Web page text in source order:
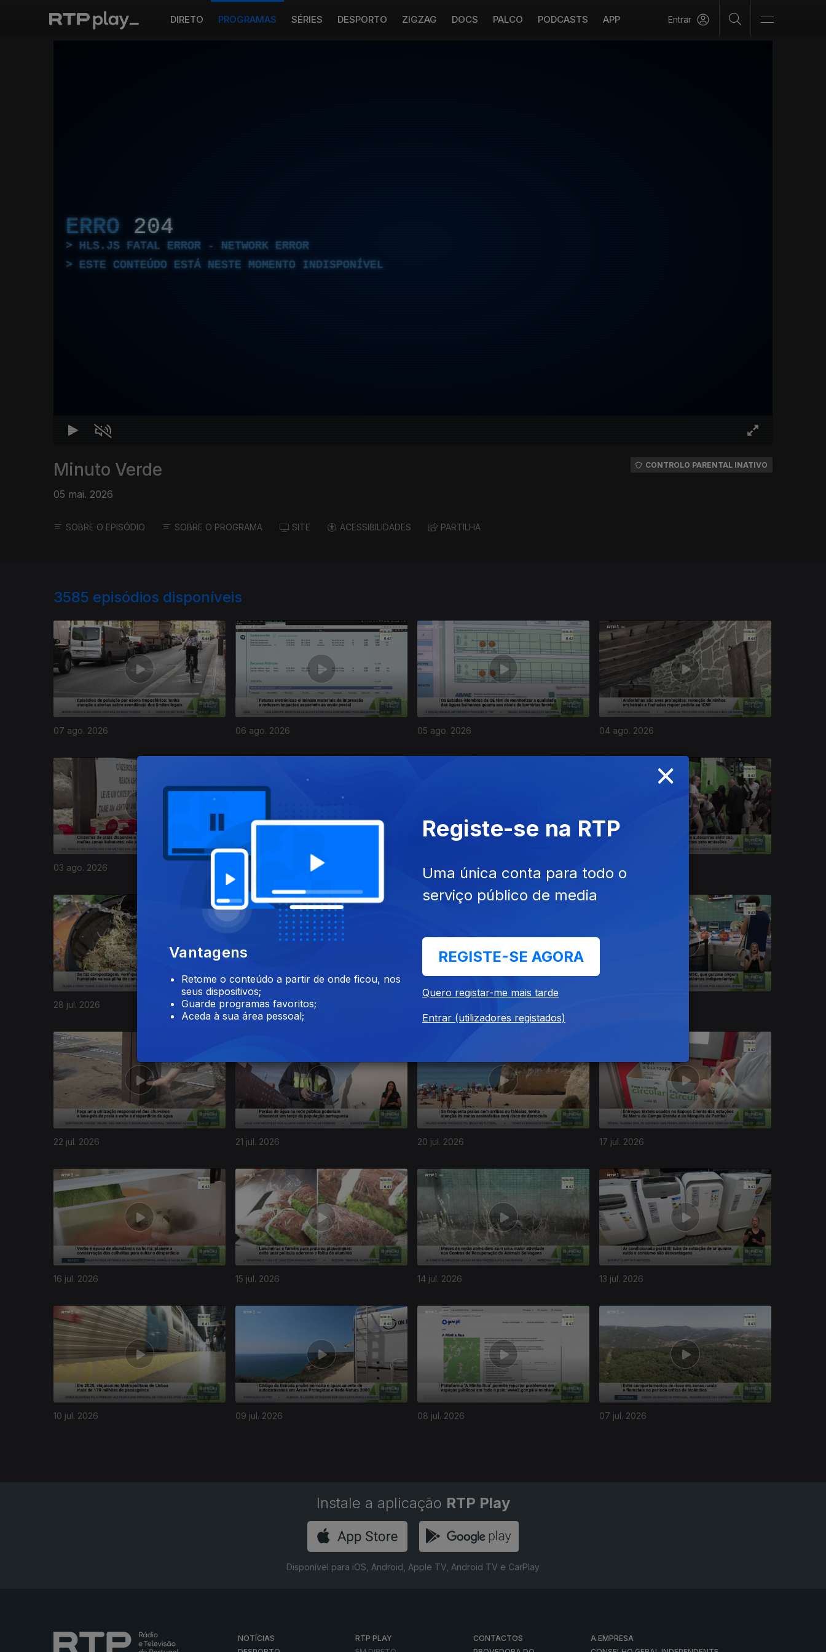
DIRETO PROGRAMAS SÉRIES DESPORTO ZIGZAG DOCS PALCO PODCASTS APP Entrar
ERRO 204
HLS.JS FATAL ERROR - NETWORK ERROR
ESTE CONTEÚDO ESTÁ NESTE MOMENTO INDISPONÍVEL
Minuto Verde
05 mai. 2026
CONTROLO PARENTAL INATIVO
SOBRE O EPISÓDIO SOBRE O PROGRAMA SITE ACESSIBILIDADES PARTILHA
3585 episódios disponíveis
07 ago. 2026 06 ago. 2026 05 ago. 2026 04 ago. 2026
03 ago. 2026 30 jul. 2026 29 jul. 2026
28 jul. 2026 27 jul. 2026
944470
22 jul. 2026 21 jul. 2026 20 jul. 2026 17 jul. 2026
16 jul. 2026 15 jul. 2026 14 jul. 2026 13 jul. 2026
10 jul. 2026 09 jul. 2026 08 jul. 2026 07 jul. 2026
941061
Instale a aplicação RTP Play
Disponível para iOS, Android, Apple TV, Android TV e CarPlay
NOTÍCIAS
RTP PLAY
CONTACTOS
A EMPRESA
×
Vantagens
Retome o conteúdo a partir de onde ficou, nos
seus dispositivos;
Guarde programas favoritos;
Aceda à sua área pessoal;
Registe-se na RTP
Uma única conta para todo o
serviço público de media
REGISTE-SE AGORA
Quero registar-me mais tarde
Entrar (utilizadores registados)